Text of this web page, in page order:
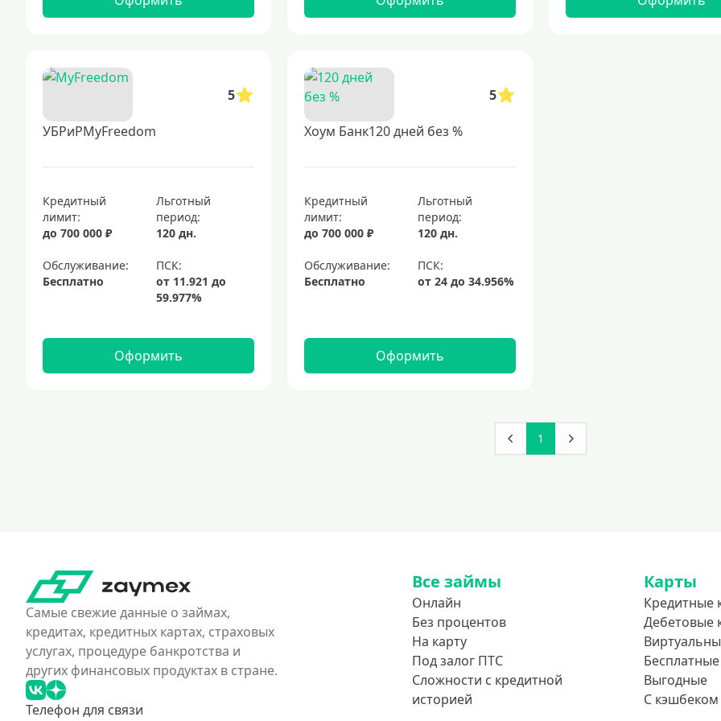
5
УБРиРMyFreedom
Кредитный
лимит:
до 700 000 ₽
Льготный
период:
120 дн.
Обслуживание:
Бесплатно
Оформить
5
Хоум Банк120 дней без %
Кредитный
лимит:
до 700 000 ₽
Льготный
период:
120 дн.
Обслуживание:
Бесплатно
Оформить
1
Самые свежие данные о займах,
кредитах, кредитных картах, страховых
услугах, процедуре банкротства и
других финансовых продуктах в стране.
Телефон для связи
Все займы
Онлайн
Без процентов
На карту
Под залог ПТС
Сложности с кредитной
историей
Карты
Кредитные
Дебетовые
Бесплатные
Выгодные
С кэшбеком